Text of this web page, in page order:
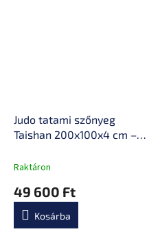
Judo tatami szőnyeg
Taishan 200x100x4 cm –
védi a padlót, tartós
20,8 kg
Raktáron
49 600 Ft
Kosárba